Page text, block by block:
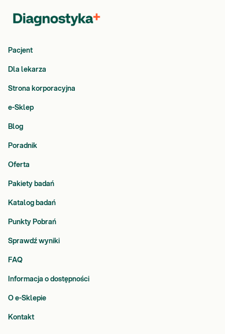
Pacjent
Dla lekarza
Strona korporacyjna
e-Sklep
Blog
Poradnik
Oferta
Pakiety badań
Katalog badań
Punkty Pobrań
Sprawdź wyniki
FAQ
Informacja o dostępności
O e-Sklepie
Kontakt